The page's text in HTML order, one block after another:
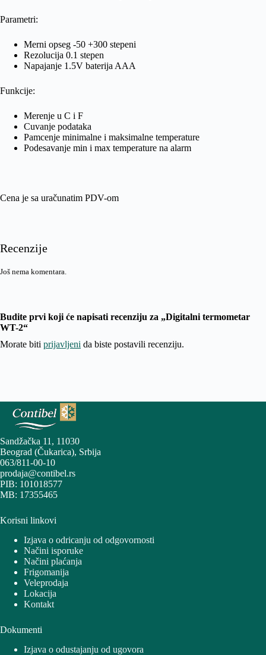
Parametri:
Merni opseg -50 +300 stepeni
Rezolucija 0.1 stepen
Napajanje 1.5V baterija AAA
Funkcije:
Merenje u C i F
Cuvanje podataka
Pamcenje minimalne i maksimalne temperature
Podesavanje min i max temperature na alarm
Cena je sa uračunatim PDV-om
Recenzije
Još nema komentara.
Budite prvi koji će napisati recenziju za „Digitalni termometar
WT-2“
Morate biti prijavljeni da biste postavili recenziju.
Sandžačka 11, 11030
Beograd (Čukarica), Srbija
063/811-00-10
prodaja@contibel.rs
PIB: 101018577
MB: 17355465
Korisni linkovi
Izjava o odricanju od odgovornosti
Načini isporuke
Načini plaćanja
Frigomanija
Veleprodaja
Lokacija
Kontakt
Dokumenti
Izjava o odustajanju od ugovora